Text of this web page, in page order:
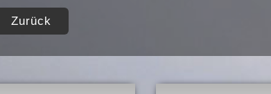
Zurück